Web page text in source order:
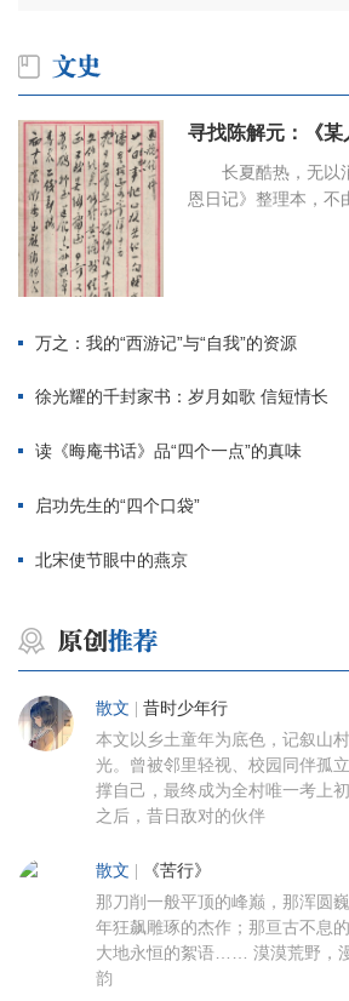
寻找陈解元：《
长夏酷热，无以
恩日记》整理本，
万之：我的“西游记”与“自我”的资源
徐光耀的千封家书：岁月如歌 信短情长
读《晦庵书话》品“四个一点”的真味
启功先生的“四个口袋”
北宋使节眼中的燕京
散文 昔时少年行
本文以乡土童年为底色，记叙山
光。曾被邻里轻视、校园同伴孤
撑自己，最终成为全村唯一考上
之后，昔日敌对的伙伴
散文 《苦行》
那刀削一般平顶的峰巅，那浑圆
年狂飙雕琢的杰作；那亘古不息
大地永恒的絮语…… 漠漠荒野，
韵